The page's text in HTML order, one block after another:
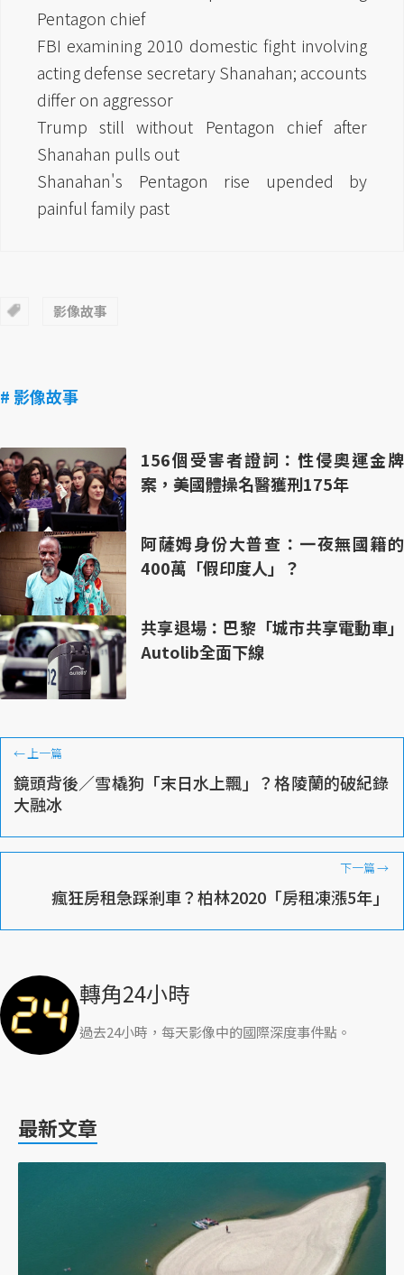
Pentagon chief
FBI examining 2010 domestic fight involving
acting defense secretary Shanahan; accounts
differ on aggressor
Trump still without Pentagon chief after
Shanahan pulls out
Shanahan's Pentagon rise upended by
painful family past
影像故事
# 影像故事
156個受害者證詞：性侵奧運金牌
案，美國體操名醫獲刑175年
阿薩姆身份大普查：一夜無國籍的
400萬「假印度人」？
共享退場：巴黎「城市共享電動車」
Autolib全面下線
←上一篇
鏡頭背後／雪橇狗「末日水上飄」？格陵蘭的破紀錄
大融冰
下一篇→
瘋狂房租急踩剎車？柏林2020「房租凍漲5年」
轉角24小時
過去24小時，每天影像中的國際深度事件點。
最新文章